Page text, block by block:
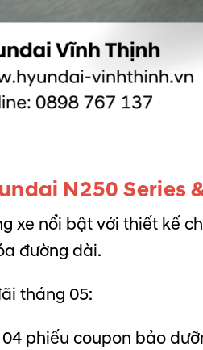
N250 Series
xe nổi bật với thiết kế
đường dài.
tháng 05:
phiếu coupon bảo